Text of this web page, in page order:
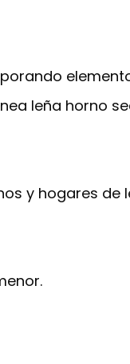
leña horno
y hogares de